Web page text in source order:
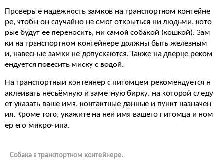
Проверьте надежность замков на транспортном контейне
ре, чтобы он случайно не смог открыться ни людьми, кото
рые будут ее переносить, ни самой собакой (кошкой). Зам
ки на транспортном контейнере должны быть железным
и, навесные замки не допускаются. Также на дверце реком
ендуется повесить миску с водой.
На транспортный контейнер с питомцем рекомендуется н
аклеивать несъёмную и заметную бирку, на которой следу
ет указать ваше имя, контактные данные и пункт назначен
ия. Кроме того, укажите на ней имя вашего питомца и ном
ер его микрочипа.
Собака в транспортном контейнере.